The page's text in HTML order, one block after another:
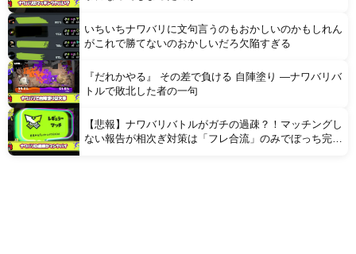
いちいちナワバリに文句言うのもおかしいのかもしれん
がこれで勝てないのおかしいだろ欠陥すぎる
『だれかやる』 その差で負ける 自陣塗り —ナワバリバ
トルで敗北した者の一句
【悲報】ナワバリバトルがガチの過疎？！マッチングし
ない報告が相次ぎ対策は「フレ合流」のみでぼっち完全